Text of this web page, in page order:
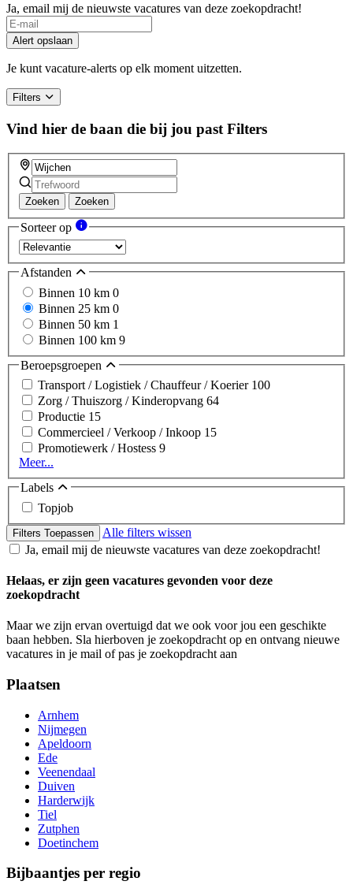
Ja, email mij de nieuwste vacatures van deze zoekopdracht!
Alert opslaan
Je kunt vacature-alerts op elk moment uitzetten.
Filters
Vind hier de baan die bij jou past Filters
Zoeken Zoeken
Sorteer op
Afstanden
Binnen 10 km 0
Binnen 25 km 0
Binnen 50 km 1
Binnen 100 km 9
Beroepsgroepen
Transport / Logistiek / Chauffeur / Koerier 100
Zorg / Thuiszorg / Kinderopvang 64
Productie 15
Commercieel / Verkoop / Inkoop 15
Promotiewerk / Hostess 9
Meer...
Labels
Topjob
Filters Toepassen
Alle filters wissen
Ja, email mij de nieuwste vacatures van deze zoekopdracht!
Helaas, er zijn geen vacatures gevonden voor deze
zoekopdracht
Maar we zijn ervan overtuigd dat we ook voor jou een geschikte
baan hebben. Sla hierboven je zoekopdracht op en ontvang nieuwe
vacatures in je mail of pas je zoekopdracht aan
Plaatsen
Arnhem
Nijmegen
Apeldoorn
Ede
Veenendaal
Duiven
Harderwijk
Tiel
Zutphen
Doetinchem
Bijbaantjes per regio